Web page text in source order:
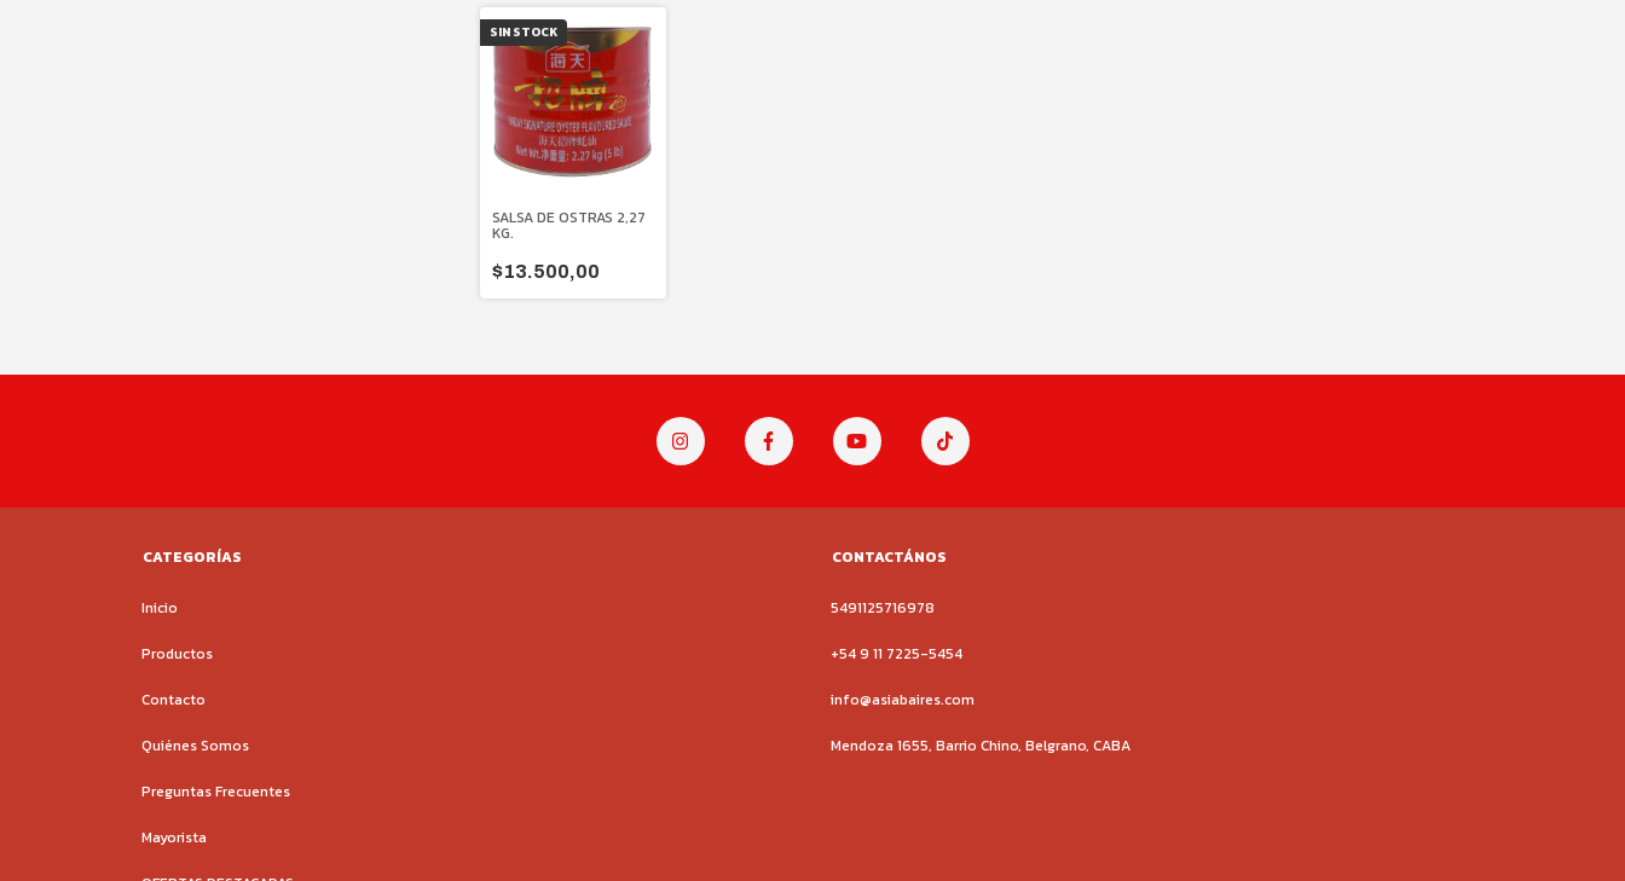
SIN STOCK
SALSA DE OSTRAS 2,27
KG.
$13.500,00
CATEGORÍAS
Inicio
Productos
Contacto
Quiénes Somos
Preguntas Frecuentes
Mayorista
CONTACTÁNOS
5491125716978
+54 9 11 7225-5454
info@asiabaires.com
Mendoza 1655, Barrio Chino, Belgrano, CABA